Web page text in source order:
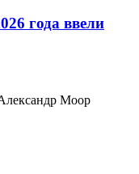
года ввели
Моор